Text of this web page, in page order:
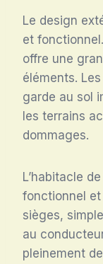
Le design
et
offre une
éléments.
garde au sol
les terrains
dommages.
L’habitacle
fonctionnel
sièges,
au
pleinement